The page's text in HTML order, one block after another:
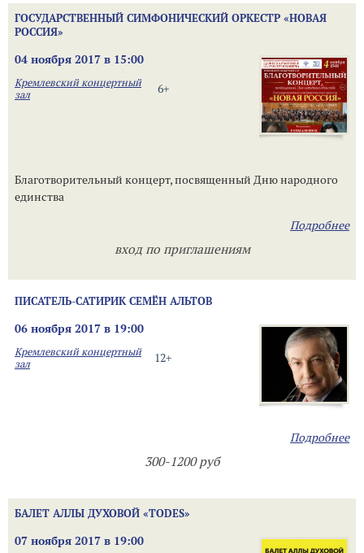
ГОСУДАРСТВЕННЫЙ СИМФОНИЧЕСКИЙ ОРКЕСТР «НОВАЯ
РОССИЯ»
04 ноября 2017 в 15:00
6+
Кремлевский концертный
зал
Благотворительный концерт, посвященный Дню народного
единства
Подробнее
вход по приглашениям
ПИСАТЕЛЬ-САТИРИК СЕМЁН АЛЬТОВ
06 ноября 2017 в 19:00
12+
Кремлевский концертный
зал
Подробнее
300-1200 руб
БАЛЕТ АЛЛЫ ДУХОВОЙ «TODES»
07 ноября 2017 в 19:00